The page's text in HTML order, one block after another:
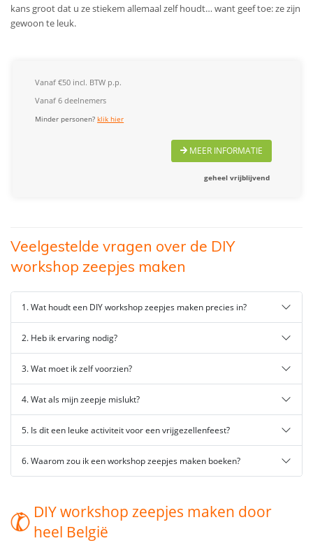
kans groot dat u ze stiekem allemaal zelf houdt… want geef toe: ze zijn
gewoon te leuk.
Vanaf €50 incl. BTW p.p.
Vanaf 6 deelnemers
Minder personen?klik hier
MEER INFORMATIE
geheel vrijblijvend
Veelgestelde vragen over de DIY
workshop zeepjes maken
1. Wat houdt een DIY workshop zeepjes maken precies in?
2. Heb ik ervaring nodig?
3. Wat moet ik zelf voorzien?
4. Wat als mijn zeepje mislukt?
5. Is dit een leuke activiteit voor een vrijgezellenfeest?
6. Waarom zou ik een workshop zeepjes maken boeken?
DIY workshop zeepjes maken door
heel België